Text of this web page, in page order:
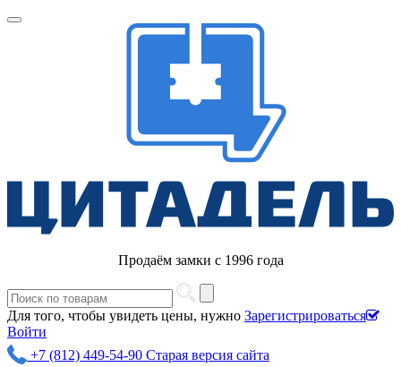
Продаём замки с 1996 года
Для того, чтобы увидеть цены, нужно Зарегистрироваться
Войти
+7 (812) 449-54-90 Старая версия сайта